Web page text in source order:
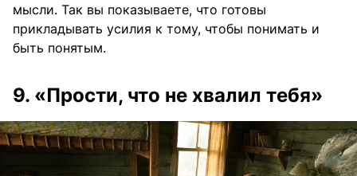
мысли. Так вы показываете, что готовы
прикладывать усилия к тому, чтобы понимать и
быть понятым.
9. «Прости, что не хвалил тебя»